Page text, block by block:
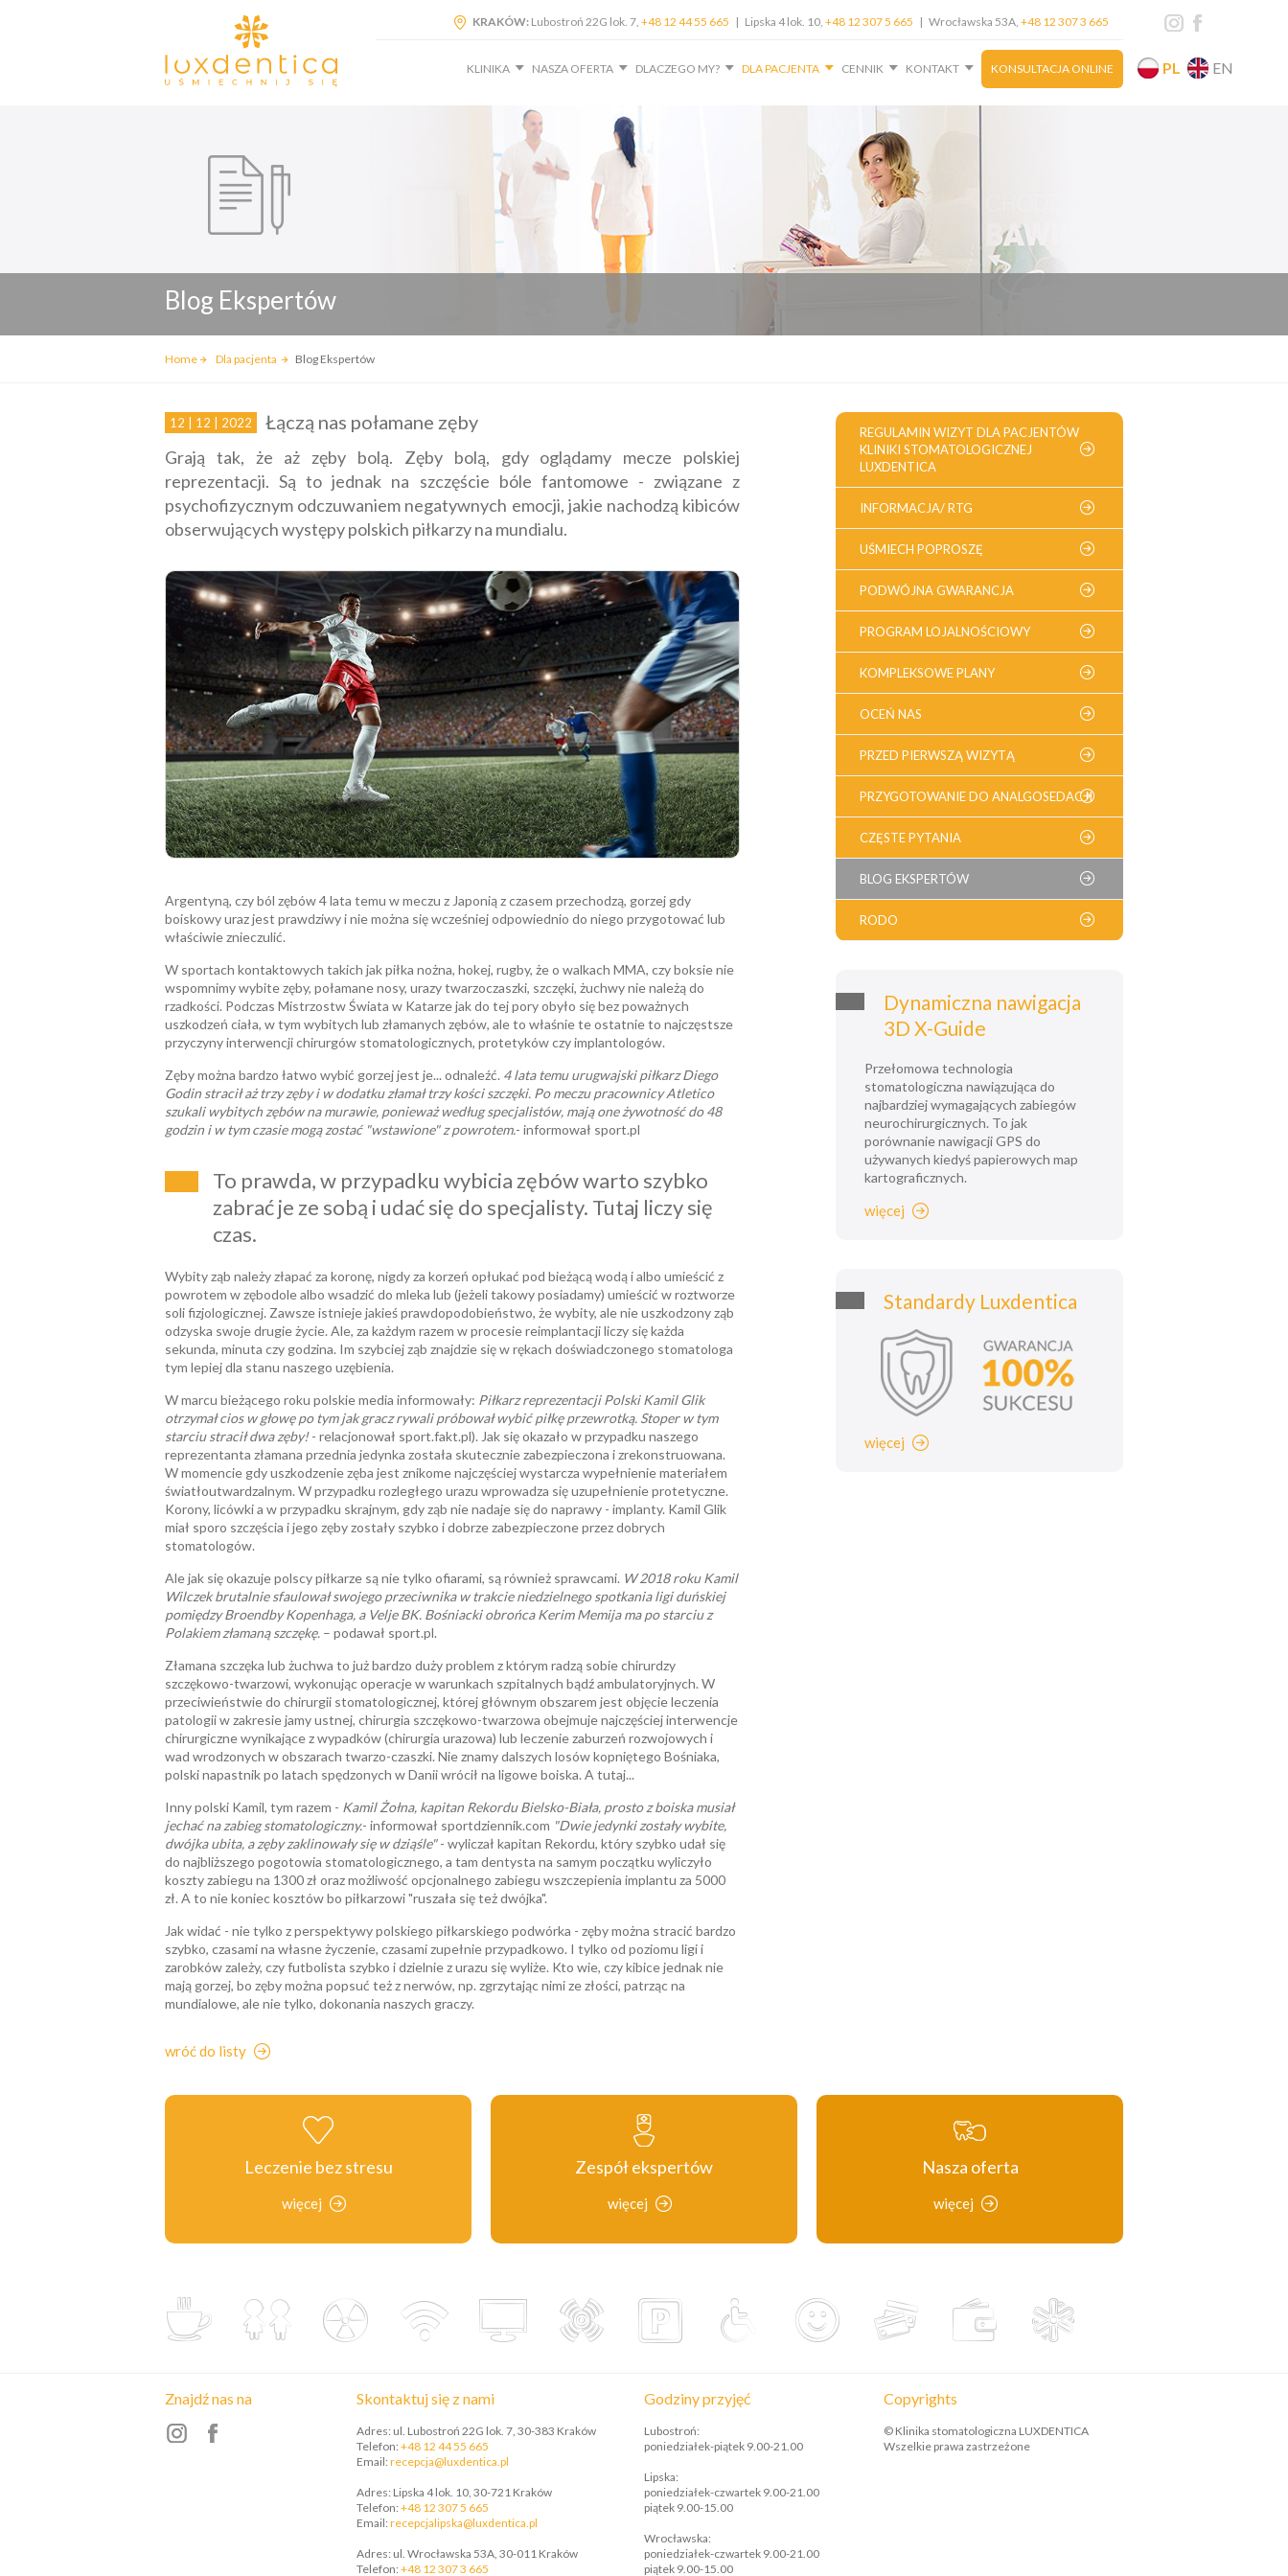
PL EN
KRAKÓW: Lubostroń 22G lok. 7, +48 12 44 55 665 | Lipska 4 lok. 10, +48 12 307 5 665 | Wrocławska 53A, +48 12 307 3 665
KLINIKA NASZA OFERTA DLACZEGO MY? DLA PACJENTA CENNIK KONTAKT KONSULTACJA ONLINE
Blog Ekspertów
Home Dla pacjenta Blog Ekspertów
12 | 12 | 2022 Łączą nas połamane zęby
Grają tak, że aż zęby bolą. Zęby bolą, gdy oglądamy mecze polskiej
reprezentacji. Są to jednak na szczęście bóle fantomowe - związane z
psychofizycznym odczuwaniem negatywnych emocji, jakie nachodzą kibiców
obserwujących występy polskich piłkarzy na mundialu.
Argentyną, czy ból zębów 4 lata temu w meczu z Japonią z czasem przechodzą, gorzej gdy
boiskowy uraz jest prawdziwy i nie można się wcześniej odpowiednio do niego przygotować lub
właściwie znieczulić.
W sportach kontaktowych takich jak piłka nożna, hokej, rugby, że o walkach MMA, czy boksie nie
wspomnimy wybite zęby, połamane nosy, urazy twarzoczaszki, szczęki, żuchwy nie należą do
rzadkości. Podczas Mistrzostw Świata w Katarze jak do tej pory obyło się bez poważnych
uszkodzeń ciała, w tym wybitych lub złamanych zębów, ale to właśnie te ostatnie to najczęstsze
przyczyny interwencji chirurgów stomatologicznych, protetyków czy implantologów.
Zęby można bardzo łatwo wybić gorzej jest je... odnaleźć. 4 lata temu urugwajski piłkarz Diego
Godin stracił aż trzy zęby i w dodatku złamał trzy kości szczęki. Po meczu pracownicy Atletico
szukali wybitych zębów na murawie, ponieważ według specjalistów, mają one żywotność do 48
godzin i w tym czasie mogą zostać "wstawione" z powrotem.- informował sport.pl
To prawda, w przypadku wybicia zębów warto szybko
zabrać je ze sobą i udać się do specjalisty. Tutaj liczy się
czas.
Wybity ząb należy złapać za koronę, nigdy za korzeń opłukać pod bieżącą wodą i albo umieścić z
powrotem w zębodole albo wsadzić do mleka lub (jeżeli takowy posiadamy) umieścić w roztworze
soli fizjologicznej. Zawsze istnieje jakieś prawdopodobieństwo, że wybity, ale nie uszkodzony ząb
odzyska swoje drugie życie. Ale, za każdym razem w procesie reimplantacji liczy się każda
sekunda, minuta czy godzina. Im szybciej ząb znajdzie się w rękach doświadczonego stomatologa
tym lepiej dla stanu naszego uzębienia.
W marcu bieżącego roku polskie media informowały: Piłkarz reprezentacji Polski Kamil Glik
otrzymał cios w głowę po tym jak gracz rywali próbował wybić piłkę przewrotką. Stoper w tym
starciu stracił dwa zęby!- relacjonował sport.fakt.pl). Jak się okazało w przypadku naszego
reprezentanta złamana przednia jedynka została skutecznie zabezpieczona i zrekonstruowana.
W momencie gdy uszkodzenie zęba jest znikome najczęściej wystarcza wypełnienie materiałem
światłoutwardzalnym. W przypadku rozległego urazu wprowadza się uzupełnienie protetyczne.
Korony, licówki a w przypadku skrajnym, gdy ząb nie nadaje się do naprawy - implanty. Kamil Glik
miał sporo szczęścia i jego zęby zostały szybko i dobrze zabezpieczone przez dobrych
stomatologów.
Ale jak się okazuje polscy piłkarze są nie tylko ofiarami, są również sprawcami. W 2018 roku Kamil
Wilczek brutalnie sfaulował swojego przeciwnika w trakcie niedzielnego spotkania ligi duńskiej
pomiędzy Broendby Kopenhaga, a Velje BK. Bośniacki obrońca Kerim Memija ma po starciu z
Polakiem złamaną szczękę. – podawał sport.pl.
Złamana szczęka lub żuchwa to już bardzo duży problem z którym radzą sobie chirurdzy
szczękowo-twarzowi, wykonując operacje w warunkach szpitalnych bądź ambulatoryjnych. W
przeciwieństwie do chirurgii stomatologicznej, której głównym obszarem jest objęcie leczenia
patologii w zakresie jamy ustnej, chirurgia szczękowo-twarzowa obejmuje najczęściej interwencje
chirurgiczne wynikające z wypadków (chirurgia urazowa) lub leczenie zaburzeń rozwojowych i
wad wrodzonych w obszarach twarzo-czaszki. Nie znamy dalszych losów kopniętego Bośniaka,
polski napastnik po latach spędzonych w Danii wrócił na ligowe boiska. A tutaj...
Inny polski Kamil, tym razem - Kamil Żołna, kapitan Rekordu Bielsko-Biała, prosto z boiska musiał
jechać na zabieg stomatologiczny.- informował sportdziennik.com "Dwie jedynki zostały wybite,
dwójka ubita, a zęby zaklinowały się w dziąśle"- wyliczał kapitan Rekordu, który szybko udał się
do najbliższego pogotowia stomatologicznego, a tam dentysta na samym początku wyliczyło
koszty zabiegu na 1300 zł oraz możliwość opcjonalnego zabiegu wszczepienia implantu za 5000
zł. A to nie koniec kosztów bo piłkarzowi "ruszała się też dwójka".
Jak widać - nie tylko z perspektywy polskiego piłkarskiego podwórka - zęby można stracić bardzo
szybko, czasami na własne życzenie, czasami zupełnie przypadkowo. I tylko od poziomu ligi i
zarobków zależy, czy futbolista szybko i dzielnie z urazu się wyliże. Kto wie, czy kibice jednak nie
mają gorzej, bo zęby można popsuć też z nerwów, np. zgrzytając nimi ze złości, patrząc na
mundialowe, ale nie tylko, dokonania naszych graczy.
wróć do listy
REGULAMIN WIZYT DLA PACJENTÓW
KLINIKI STOMATOLOGICZNEJ
LUXDENTICA
INFORMACJA/ RTG
UŚMIECH POPROSZĘ
PODWÓJNA GWARANCJA
PROGRAM LOJALNOŚCIOWY
KOMPLEKSOWE PLANY
OCEŃ NAS
PRZED PIERWSZĄ WIZYTĄ
PRZYGOTOWANIE DO ANALGOSEDACJI
CZĘSTE PYTANIA
BLOG EKSPERTÓW
RODO
Dynamiczna nawigacja
3D X-Guide
Przełomowa technologia
stomatologiczna nawiązująca do
najbardziej wymagających zabiegów
neurochirurgicznych. To jak
porównanie nawigacji GPS do
używanych kiedyś papierowych map
kartograficznych.
więcej
Standardy Luxdentica
więcej
Leczenie bez stresu
więcej
Zespół ekspertów
więcej
Nasza oferta
więcej
Znajdź nas na Skontaktuj się z nami
Adres: ul. Lubostroń 22G lok. 7, 30-383 Kraków
Telefon: +48 12 44 55 665
Email: recepcja@luxdentica.pl
Adres: Lipska 4 lok. 10, 30-721 Kraków
Telefon: +48 12 307 5 665
​Email: recepcjalipska@luxdentica.pl
Adres: ul. Wrocławska 53A, 30-011 Kraków
Telefon: +48 12 307 3 665
Godziny przyjęć
Lubostroń:
poniedziałek-piątek 9.00-21.00
Lipska:
poniedziałek-czwartek 9.00-21.00
piątek 9.00-15.00
Wrocławska:
poniedziałek-czwartek 9.00-21.00
piątek 9.00-15.00
Copyrights
© Klinika stomatologiczna LUXDENTICA
Wszelkie prawa zastrzeżone